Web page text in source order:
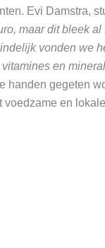
Evi Damstra,
maar dit bleek al
vonden we
en
handen gegeten
voedzame en lokale